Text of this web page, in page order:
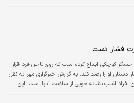
به کارمندان خود سعی دارد چند شرکت‌کننده
سیستم بیابد. این بخشی از برنامه آماده‌سازی
فشار دست
کوچکی ابداع کرده است که روی ناخن فرد قرار
دستان او را رصد کند. به گزارش خبرگزاری مهر به نقل
افراد اغلب نشانه خوبی از سلامت آنها است. این